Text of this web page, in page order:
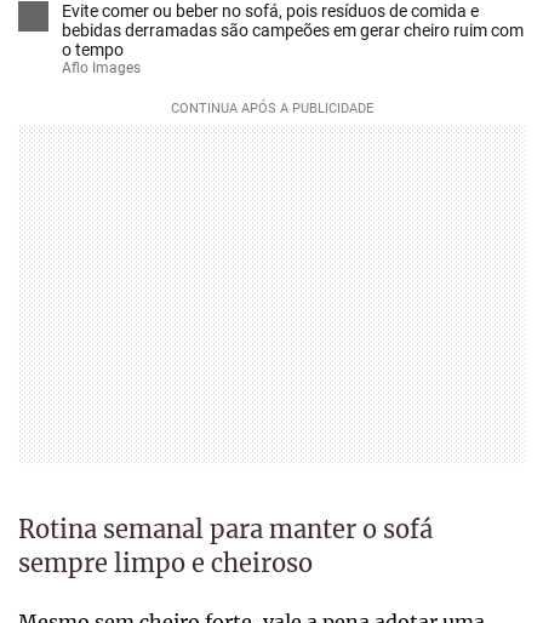
Evite comer ou beber no sofá, pois resíduos de comida e
bebidas derramadas são campeões em gerar cheiro ruim com
o tempo
Aflo Images
Rotina semanal para manter o sofá
sempre limpo e cheiroso